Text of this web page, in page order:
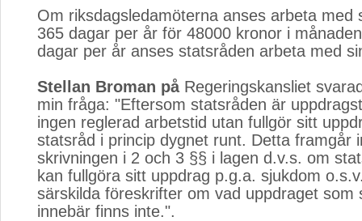
Om riksdagsledamöterna anses arbeta med
365 dagar per år för 48000 kronor i
dagar per år anses statsråden arbeta med
Stellan Broman påRegeringskansliet
min fråga: "Eftersom statsråden är
ingen reglerad arbetstid utan fullgör sitt
statsråd i princip dygnet runt. Detta framgår
skrivningen i 2 och 3 §§ i lagen d.v.s. om
kan fullgöra sitt uppdrag p.g.a. sjukdom
särskilda föreskrifter om vad uppdraget som
innebär finns inte.".